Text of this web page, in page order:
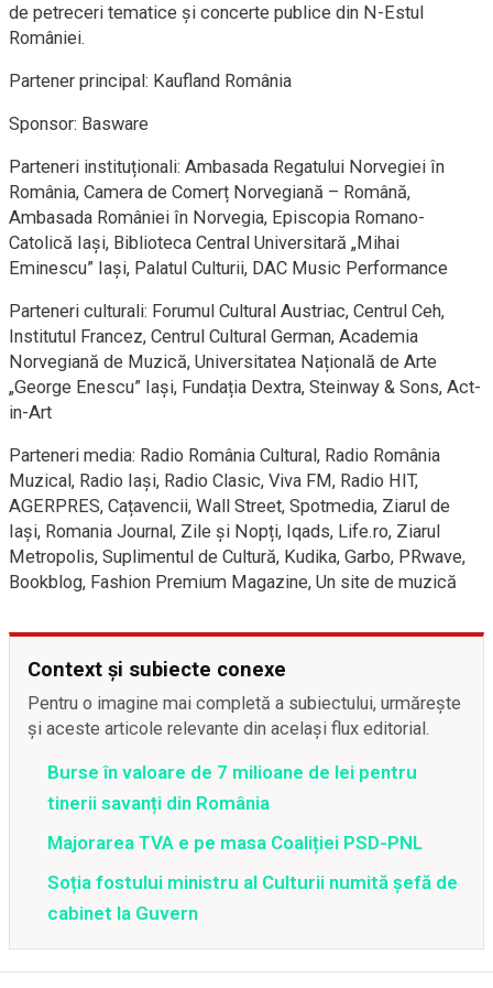
de petreceri tematice și concerte publice din N-Estul
României.
Partener principal: Kaufland România
Sponsor: Basware
Parteneri instituționali: Ambasada Regatului Norvegiei în
România, Camera de Comerț Norvegiană – Română,
Ambasada României în Norvegia, Episcopia Romano-
Catolică Iași, Biblioteca Central Universitară „Mihai
Eminescu” Iași, Palatul Culturii, DAC Music Performance
Parteneri culturali: Forumul Cultural Austriac, Centrul Ceh,
Institutul Francez, Centrul Cultural German, Academia
Norvegiană de Muzică, Universitatea Națională de Arte
„George Enescu” Iași, Fundația Dextra, Steinway & Sons, Act-
in-Art
Parteneri media: Radio România Cultural, Radio România
Muzical, Radio Iași, Radio Clasic, Viva FM, Radio HIT,
AGERPRES, Cațavencii, Wall Street, Spotmedia, Ziarul de
Iași, Romania Journal, Zile și Nopți, Iqads, Life.ro, Ziarul
Metropolis, Suplimentul de Cultură, Kudika, Garbo, PRwave,
Bookblog, Fashion Premium Magazine, Un site de muzică
Context și subiecte conexe
Pentru o imagine mai completă a subiectului, urmărește
și aceste articole relevante din același flux editorial.
Burse în valoare de 7 milioane de lei pentru
tinerii savanți din România
Majorarea TVA e pe masa Coaliției PSD-PNL
Soția fostului ministru al Culturii numită șefă de
cabinet la Guvern